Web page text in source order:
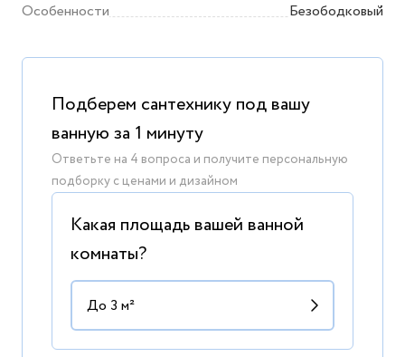
Особенности
Безободковый
Подберем сантехнику под вашу
ванную за 1 минуту
Ответьте на 4 вопроса и получите персональную
подборку с ценами и дизайном
Какая площадь вашей ванной
комнаты?